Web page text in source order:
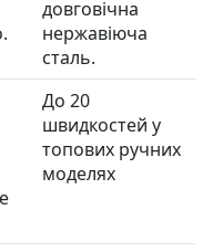
довговічна
нержавіюча
сталь.
До 20
швидкостей у
топових ручних
моделях